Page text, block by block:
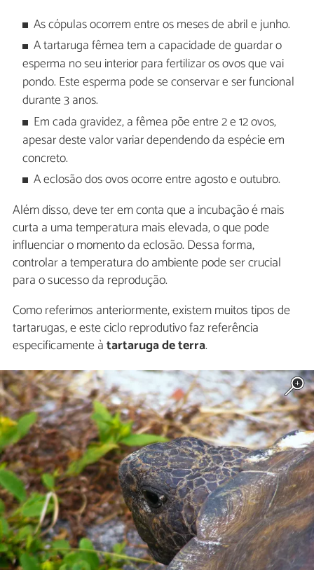
As cópulas ocorrem entre os meses de abril e junho.
A tartaruga fêmea tem a capacidade de guardar o
esperma no seu interior para fertilizar os ovos que vai
pondo. Este esperma pode se conservar e ser funcional
durante 3 anos.
Em cada gravidez, a fêmea põe entre 2 e 12 ovos,
apesar deste valor variar dependendo da espécie em
concreto.
A eclosão dos ovos ocorre entre agosto e outubro.
Além disso, deve ter em conta que a incubação é mais
curta a uma temperatura mais elevada, o que pode
influenciar o momento da eclosão. Dessa forma,
controlar a temperatura do ambiente pode ser crucial
para o sucesso da reprodução.
Como referimos anteriormente, existem muitos tipos de
tartarugas, e este ciclo reprodutivo faz referência
especificamente àtartaruga de terra.